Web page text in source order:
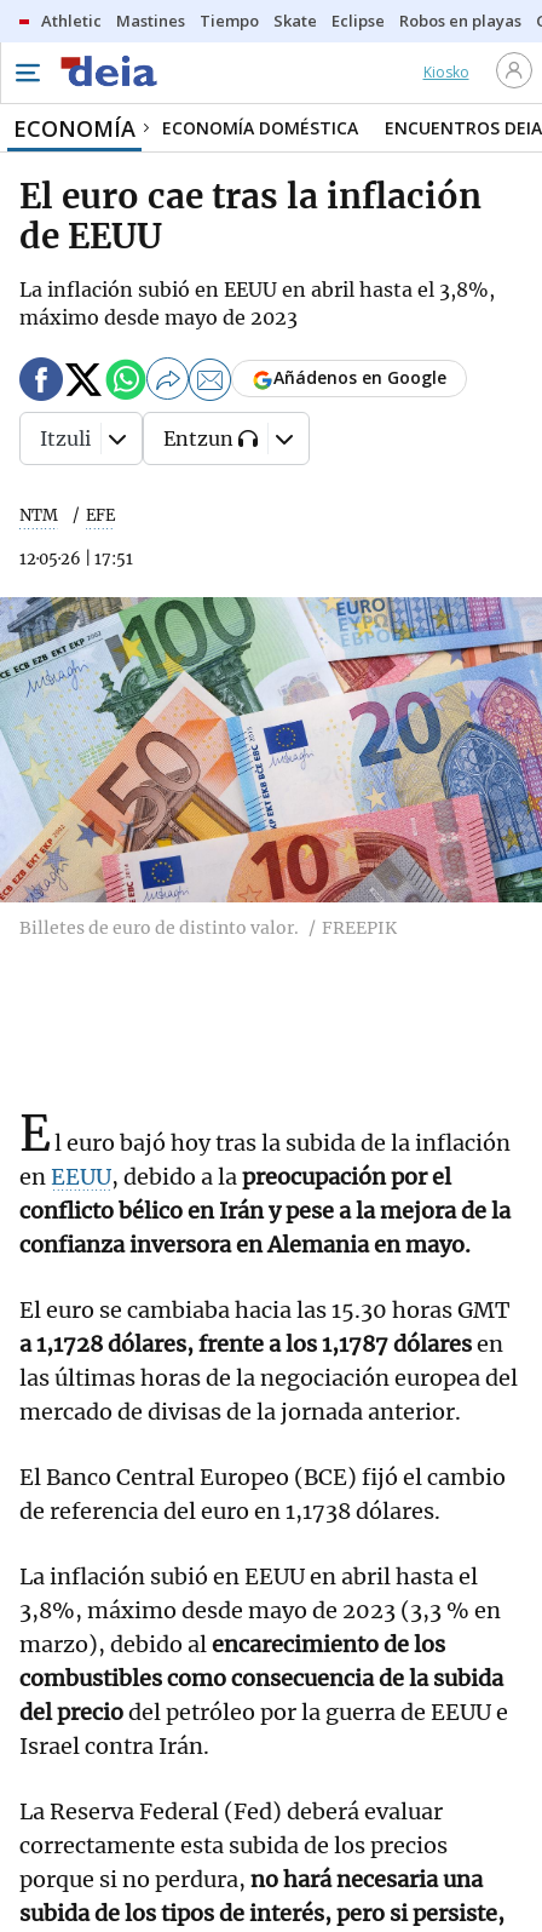
Athletic Mastines Tiempo Skate Eclipse Robos en playas
Kiosko
ECONOMÍA ECONOMÍA DOMÉSTICA ENCUENTROS DEIA
El euro cae tras la inflación
de EEUU
La inflación subió en EEUU en abril hasta el 3,8%,
máximo desde mayo de 2023
NTM EFE
12·05·26 17:51
Añádenos en Google
Itzuli Entzun
Billetes de euro de distinto valor. FREEPIK
El euro bajó hoy tras la subida de la inflación
enEEUU, debido a lapreocupación por el
conflicto bélico en Irán y pese a la mejora de la
confianza inversora en Alemania en mayo.
El euro se cambiaba hacia las 15.30 horas GMT
a 1,1728 dólares, frente a los 1,1787 dólaresen
las últimas horas de la negociación europea del
mercado de divisas de la jornada anterior.
El Banco Central Europeo (BCE) fijó el cambio
de referencia del euro en 1,1738 dólares.
La inflación subió en EEUU en abril hasta el
3,8%, máximo desde mayo de 2023 (3,3 % en
marzo), debido alencarecimiento de los
combustibles como consecuencia de la subida
del preciodel petróleo por la guerra de EEUU e
Israel contra Irán.
La Reserva Federal (Fed) deberá evaluar
correctamente esta subida de los precios
porque si no perdura, no hará necesaria una
subida de los tipos de interés, pero si persiste,